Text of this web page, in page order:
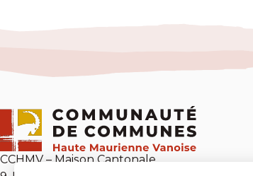
CCHMV – Maison Cantonale